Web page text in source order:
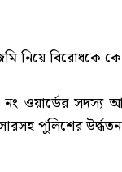
নিয়ে বিরোধকে
নং ওয়ার্ডের
পুলিশের উর্দ্ধতন